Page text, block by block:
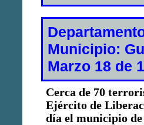
Municipio:
Marzo 18 de
Cerca de 70
Ejército de
día el municipio